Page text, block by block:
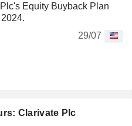
Equity Buyback Plan
29/07
Clarivate Plc